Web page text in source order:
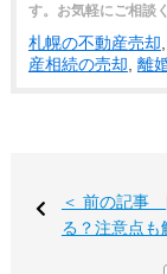
す。お気軽にご相談
札幌の不動産売却
産相続の売却 離
＜ 前の記事
る？注意点も